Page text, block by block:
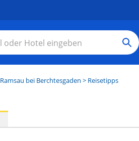
Ramsau bei Berchtesgaden > Reisetipps